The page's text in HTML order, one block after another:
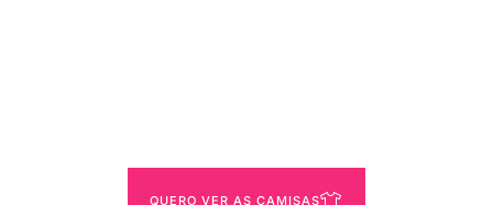
QUERO VER AS CAMISAS